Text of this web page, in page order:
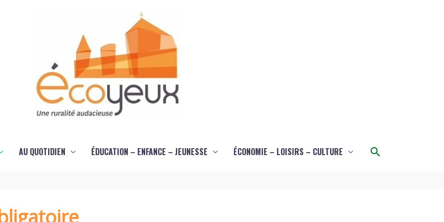
AU QUOTIDIEN ÉDUCATION – ENFANCE – JEUNESSE ÉCONOMIE – LOISIRS – CULTURE Rechercher